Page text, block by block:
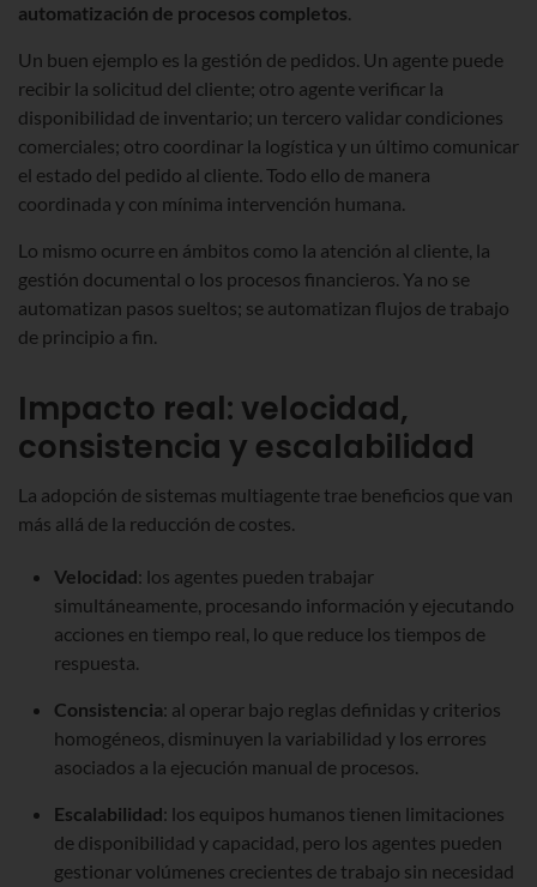
automatización de procesos completos.
Un buen ejemplo es la gestión de pedidos. Un agente puede
recibir la solicitud del cliente; otro agente verificar la
disponibilidad de inventario; un tercero validar condiciones
comerciales; otro coordinar la logística y un último comunicar
el estado del pedido al cliente. Todo ello de manera
coordinada y con mínima intervención humana.
Lo mismo ocurre en ámbitos como la atención al cliente, la
gestión documental o los procesos financieros. Ya no se
automatizan pasos sueltos; se automatizan flujos de trabajo
de principio a fin.
Impacto real: velocidad,
consistencia y escalabilidad
La adopción de sistemas multiagente trae beneficios que van
más allá de la reducción de costes.
Velocidad: los agentes pueden trabajar
simultáneamente, procesando información y ejecutando
acciones en tiempo real, lo que reduce los tiempos de
respuesta.
Consistencia: al operar bajo reglas definidas y criterios
homogéneos, disminuyen la variabilidad y los errores
asociados a la ejecución manual de procesos.
Escalabilidad: los equipos humanos tienen limitaciones
de disponibilidad y capacidad, pero los agentes pueden
gestionar volúmenes crecientes de trabajo sin necesidad